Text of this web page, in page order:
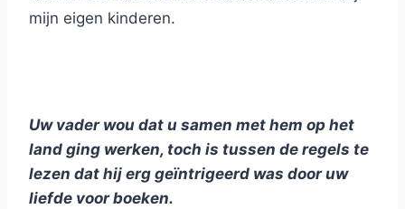
mijn eigen kinderen.
Uw vader wou dat u samen met hem op het
land ging werken, toch is tussen de regels te
lezen dat hij erg geïntrigeerd was door uw
liefde voor boeken.